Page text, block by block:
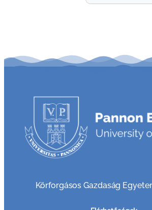
Körforgásos Gazdaság